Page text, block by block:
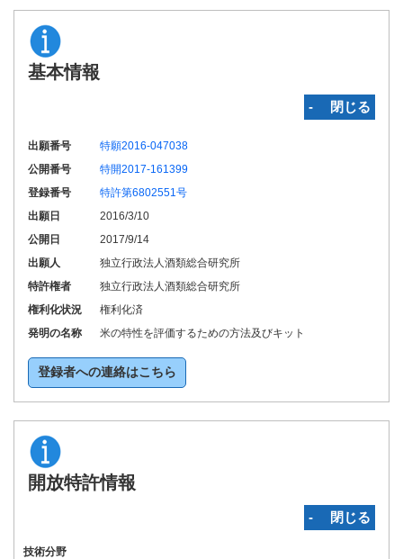
基本情報
‐ 閉じる
出願番号
特願2016-047038
公開番号
特開2017-161399
登録番号
特許第6802551号
出願日
2016/3/10
公開日
2017/9/14
出願人
独立行政法人酒類総合研究所
特許権者
独立行政法人酒類総合研究所
権利化状況
権利化済
発明の名称
米の特性を評価するための方法及びキット
登録者への連絡はこちら
開放特許情報
‐ 閉じる
技術分野